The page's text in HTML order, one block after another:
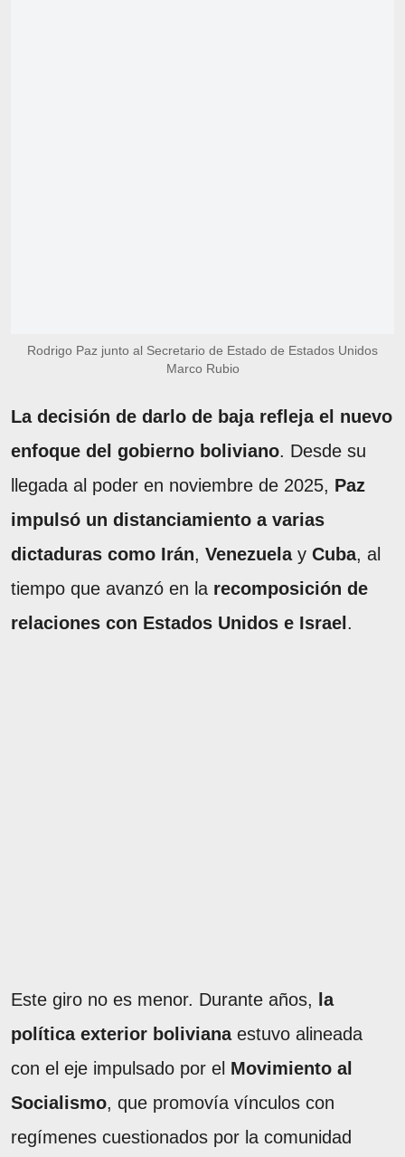
Rodrigo Paz junto al Secretario de Estado de Estados Unidos
Marco Rubio
La decisión de darlo de baja refleja el nuevo
enfoque del gobierno boliviano. Desde su
llegada al poder en noviembre de 2025, Paz
impulsó un distanciamiento a varias
dictaduras como Irán, Venezuelay Cuba, al
tiempo que avanzó en la recomposición de
relaciones con Estados Unidos e Israel .
Este giro no es menor. Durante años,
la
política exterior bolivianaestuvo alineada
con el eje impulsado por el Movimiento al
Socialismo, que promovía vínculos con
regímenes cuestionados por la comunidad